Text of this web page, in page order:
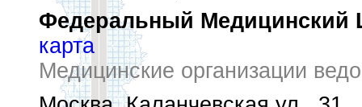
Федеральный Медицинский
карта
Медицинские организации